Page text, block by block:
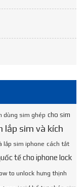
dùng sim ghép cho sim
lắp sim và kích
lắp sim iphone cách tắt
tế cho iphone lock
to unlock hưng thịnh